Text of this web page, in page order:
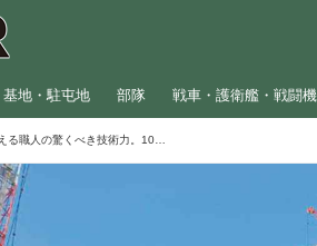
基地・駐屯地 部隊 戦車・護衛艦・戦闘機
熊本城、首里城の復旧を支える職人の驚くべき技術力。10万個もの石を見極め、積み直す